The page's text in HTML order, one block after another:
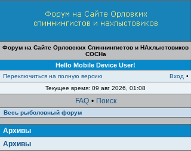
Форум на Сайте Орловских Спиннингистов и НАхлыстовиков
СОСНа
Hello Mobile Device User!
Переключиться на полную версию Вход •
Текущее время: 09 авг 2026, 01:08
FAQ • Поиск
Весь рыболовный форум
Архивы
Архивы